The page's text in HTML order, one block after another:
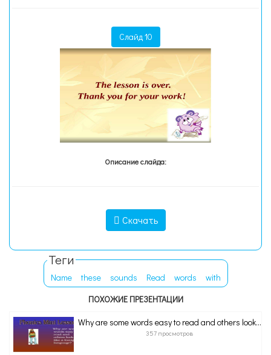
Слайд 10
Описание слайда:
Скачать
Теги
Name these sounds Read words
with
ПОХОЖИЕ ПРЕЗЕНТАЦИИ
Why are some words easy to read and others look...
357 просмотров